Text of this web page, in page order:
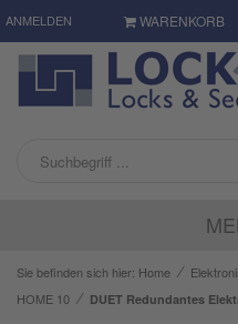
ANMELDEN WARENKORB
Sie befinden sich hier: Home ⁄
HOME 10 ⁄ DUET Redundantes